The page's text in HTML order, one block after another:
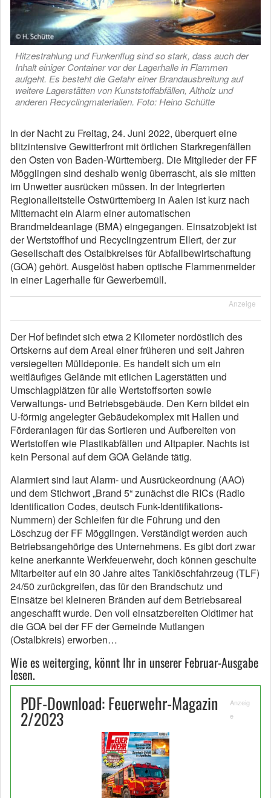
Hitzestrahlung und Funkenflug sind so stark, dass auch der
Inhalt einiger Container vor der Lagerhalle in Flammen
aufgeht. Es besteht die Gefahr einer Brandausbreitung auf
weitere Lagerstätten von Kunststoffabfällen, Altholz und
anderen Recyclingmaterialien. Foto: Heino Schütte
In der Nacht zu Freitag, 24. Juni 2022, überquert eine
blitzintensive Gewitterfront mit örtlichen Starkregenfällen
den Osten von Baden-Württemberg. Die Mitglieder der FF
Mögglingen sind deshalb wenig überrascht, als sie mitten
im Unwetter ausrücken müssen. In der Integrierten
Regionalleitstelle Ostwürttemberg in Aalen ist kurz nach
Mitternacht ein Alarm einer automatischen
Brandmeldeanlage (BMA) eingegangen. Einsatzobjekt ist
der Wertstoffhof und Recyclingzentrum Ellert, der zur
Gesellschaft des Ostalbkreises für Abfallbewirtschaftung
(GOA) gehört. Ausgelöst haben optische Flammenmelder
in einer Lagerhalle für Gewerbemüll.
Anzeige
Der Hof befindet sich etwa 2 Kilometer nordöstlich des
Ortskerns auf dem Areal einer früheren und seit Jahren
versiegelten Mülldeponie. Es handelt sich um ein
weitläufiges Gelände mit etlichen Lagerstätten und
Umschlagplätzen für alle Wertstoffsorten sowie
Verwaltungs- und Betriebsgebäude. Den Kern bildet ein
U-förmig angelegter Gebäudekomplex mit Hallen und
Förderanlagen für das Sortieren und Aufbereiten von
Wertstoffen wie Plastikabfällen und Altpapier. Nachts ist
kein Personal auf dem GOA Gelände tätig.
Alarmiert sind laut Alarm- und Ausrückeordnung (AAO)
und dem Stichwort „Brand 5“ zunächst die RICs (Radio
Identification Codes, deutsch Funk-Identifikations-
Nummern) der Schleifen für die Führung und den
Löschzug der FF Mögglingen. Verständigt werden auch
Betriebsangehörige des Unternehmens. Es gibt dort zwar
keine anerkannte Werkfeuerwehr, doch können geschulte
Mitarbeiter auf ein 30 Jahre altes Tanklöschfahrzeug (TLF)
24/50 zurückgreifen, das für den Brandschutz und
Einsätze bei kleineren Bränden auf dem Betriebsareal
angeschafft wurde. Den voll einsatzbereiten Oldtimer hat
die GOA bei der FF der Gemeinde Mutlangen
(Ostalbkreis) erworben…
Wie es weiterging, könnt Ihr in unserer Februar-Ausgabe
lesen.
PDF-Download: Feuerwehr-Magazin
2/2023
Anzeig
e